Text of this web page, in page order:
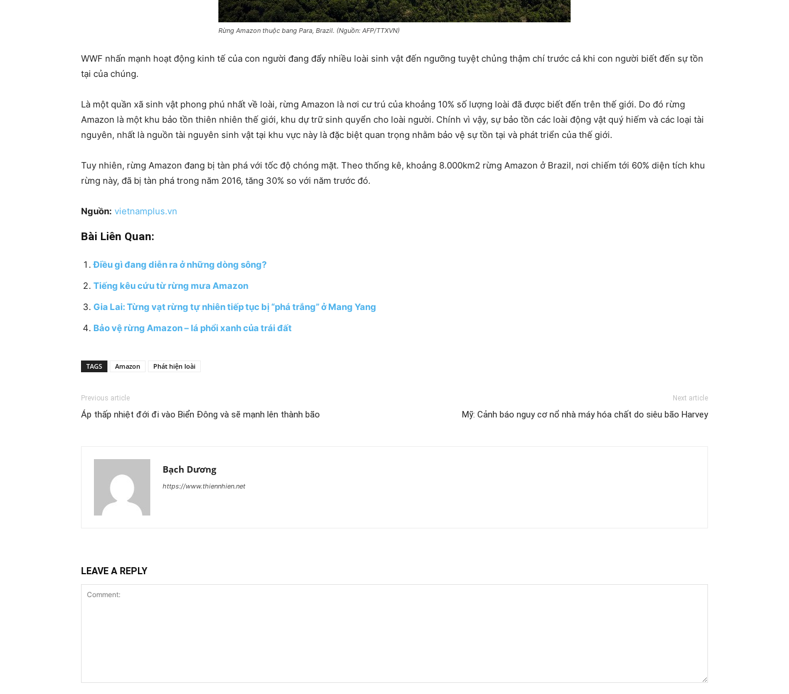
Rừng Amazon thuộc bang Para, Brazil. (Nguồn: AFP/TTXVN)
WWF nhấn mạnh hoạt động kinh tế của con người đang đẩy nhiều loài sinh vật đến ngưỡng tuyệt chủng thậm chí trước cả khi con người biết đến sự tồn
tại của chúng.
Là một quần xã sinh vật phong phú nhất về loài, rừng Amazon là nơi cư trú của khoảng 10% số lượng loài đã được biết đến trên thế giới. Do đó rừng
Amazon là một khu bảo tồn thiên nhiên thế giới, khu dự trữ sinh quyển cho loài người. Chính vì vậy, sự bảo tồn các loài động vật quý hiếm và các loại tài
nguyên, nhất là nguồn tài nguyên sinh vật tại khu vực này là đặc biệt quan trọng nhằm bảo vệ sự tồn tại và phát triển của thế giới.
Tuy nhiên, rừng Amazon đang bị tàn phá với tốc độ chóng mặt. Theo thống kê, khoảng 8.000km2 rừng Amazon ở Brazil, nơi chiếm tới 60% diện tích khu
rừng này, đã bị tàn phá trong năm 2016, tăng 30% so với năm trước đó.
Nguồn: vietnamplus.vn
Bài Liên Quan:
Điều gì đang diễn ra ở những dòng sông?
Tiếng kêu cứu từ rừng mưa Amazon
Gia Lai: Từng vạt rừng tự nhiên tiếp tục bị “phá trắng” ở Mang Yang
Bảo vệ rừng Amazon – lá phổi xanh của trái đất
TAGS Amazon Phát hiện loài
Previous article
Áp thấp nhiệt đới đi vào Biển Đông và sẽ mạnh lên thành bão
Next article
Mỹ: Cảnh báo nguy cơ nổ nhà máy hóa chất do siêu bão Harvey
Bạch Dương
https://www.thiennhien.net
LEAVE A REPLY